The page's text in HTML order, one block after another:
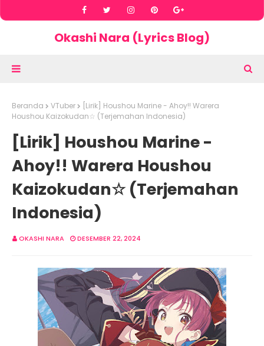
Okashi Nara (Lyrics Blog)
Beranda VTuber
[Lirik] Houshou Marine - Ahoy!! Warera
Houshou Kaizokudan☆ (Terjemahan Indonesia)
[Lirik] Houshou Marine -
Ahoy!! Warera Houshou
Kaizokudan☆ (Terjemahan
Indonesia)
OKASHI NARA DESEMBER 22, 2024